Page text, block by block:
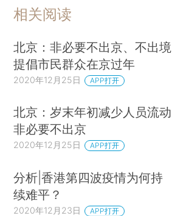
相关阅读
北京：非必要不出京、不出境
提倡市民群众在京过年
2020年12月25日 APP打开
北京：岁末年初减少人员流动
非必要不出京
2020年12月25日 APP打开
分析|香港第四波疫情为何持
续难平？
2020年12月23日 APP打开